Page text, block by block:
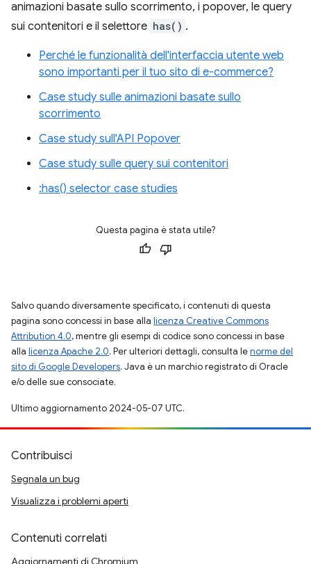
animazioni basate sullo scorrimento, i popover, le query
sui contenitori e il selettore has() .
Perché le funzionalità dell'interfaccia utente web
sono importanti per il tuo sito di e-commerce?
Case study sulle animazioni basate sullo
scorrimento
Case study sull'API Popover
Case study sulle query sui contenitori
:has() selector case studies
Questa pagina è stata utile?
Salvo quando diversamente specificato, i contenuti di questa
pagina sono concessi in base alla licenza Creative Commons
Attribution 4.0, mentre gli esempi di codice sono concessi in base
alla licenza Apache 2.0. Per ulteriori dettagli, consulta lenorme del
sito di Google Developers. Java è un marchio registrato di Oracle
e/o delle sue consociate.
Ultimo aggiornamento 2024-05-07 UTC.
Contribuisci
Segnala un bug
Visualizza i problemi aperti
Contenuti correlati
Aggiornamenti di Chromium